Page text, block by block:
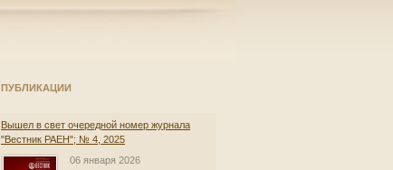
ПУБЛИКАЦИИ
Вышел в свет очередной номер журнала
"Вестник РАЕН"; № 4, 2025
06 января 2026